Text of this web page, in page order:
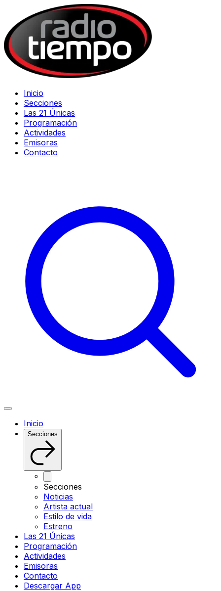
Inicio
Secciones
Las 21 Únicas
Programación
Actividades
Emisoras
Contacto
Inicio
Secciones
Secciones
Noticias
Artista actual
Estilo de vida
Estreno
Las 21 Únicas
Programación
Actividades
Emisoras
Contacto
Descargar App